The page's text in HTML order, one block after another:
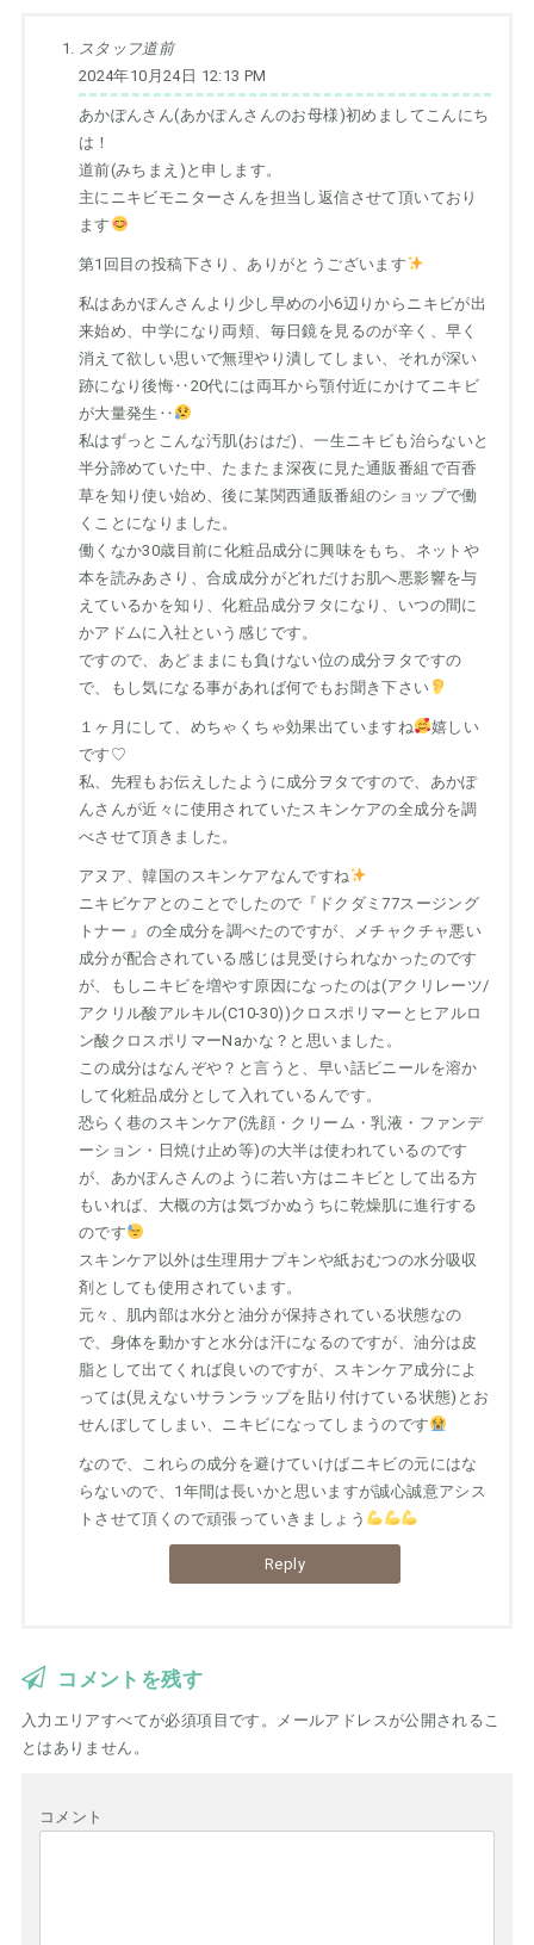
スタッフ道前
2024年10月24日 12:13 PM
あかぽんさん(あかぽんさんのお母様)初めましてこんにち
は！
道前(みちまえ)と申します。
主にニキビモニターさんを担当し返信させて頂いており
ます
第1回目の投稿下さり、ありがとうございます
私はあかぽんさんより少し早めの小6辺りからニキビが出
来始め、中学になり両頬、毎日鏡を見るのが辛く、早く
消えて欲しい思いで無理やり潰してしまい、それが深い
跡になり後悔‥20代には両耳から顎付近にかけてニキビ
が大量発生‥
私はずっとこんな汚肌(おはだ)、一生ニキビも治らないと
半分諦めていた中、たまたま深夜に見た通販番組で百香
草を知り使い始め、後に某関西通販番組のショップで働
くことになりました。
働くなか30歳目前に化粧品成分に興味をもち、ネットや
本を読みあさり、合成成分がどれだけお肌へ悪影響を与
えているかを知り、化粧品成分ヲタになり、いつの間に
かアドムに入社という感じです。
ですので、あどままにも負けない位の成分ヲタですの
で、もし気になる事があれば何でもお聞き下さい
１ヶ月にして、めちゃくちゃ効果出ていますね
嬉しい
です♡
私、先程もお伝えしたように成分ヲタですので、あかぽ
んさんが近々に使用されていたスキンケアの全成分を調
べさせて頂きました。
アヌア、韓国のスキンケアなんですね
ニキビケアとのことでしたので『ドクダミ77スージング
トナー 』の全成分を調べたのですが、メチャクチャ悪い
成分が配合されている感じは見受けられなかったのです
が、もしニキビを増やす原因になったのは(アクリレーツ/
アクリル酸アルキル(C10-30))クロスポリマーとヒアルロ
ン酸クロスポリマーNaかな？と思いました。
この成分はなんぞや？と言うと、早い話ビニールを溶か
して化粧品成分として入れているんです。
恐らく巷のスキンケア(洗顔・クリーム・乳液・ファンデ
ーション・日焼け止め等)の大半は使われているのです
が、あかぽんさんのように若い方はニキビとして出る方
もいれば、大概の方は気づかぬうちに乾燥肌に進行する
のです
スキンケア以外は生理用ナプキンや紙おむつの水分吸収
剤としても使用されています。
元々、肌内部は水分と油分が保持されている状態なの
で、身体を動かすと水分は汗になるのですが、油分は皮
脂として出てくれば良いのですが、スキンケア成分によ
っては(見えないサランラップを貼り付けている状態)とお
せんぼしてしまい、ニキビになってしまうのです
なので、これらの成分を避けていけばニキビの元にはな
らないので、1年間は長いかと思いますが誠心誠意アシス
トさせて頂くので頑張っていきましょう
Reply
コメントを残す
入力エリアすべてが必須項目です。メールアドレスが公開されるこ
とはありません。
コメント